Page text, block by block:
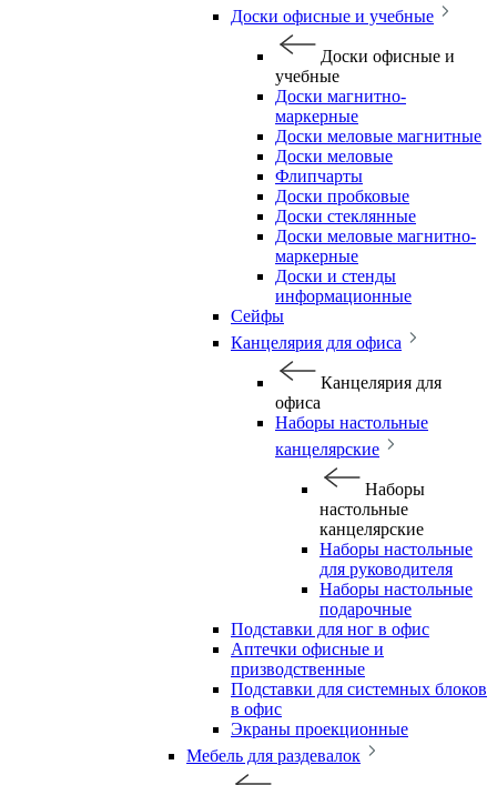
Доски офисные и учебные
Доски офисные и
учебные
Доски магнитно-
маркерные
Доски меловые магнитные
Доски меловые
Флипчарты
Доски пробковые
Доски стеклянные
Доски меловые магнитно-
маркерные
Доски и стенды
информационные
Сейфы
Канцелярия для офиса
Канцелярия для
офиса
Наборы настольные
канцелярские
Наборы
настольные
канцелярские
Наборы настольные
для руководителя
Наборы настольные
подарочные
Подставки для ног в офис
Аптечки офисные и
призводственные
Подставки для системных блоков
в офис
Экраны проекционные
Мебель для раздевалок